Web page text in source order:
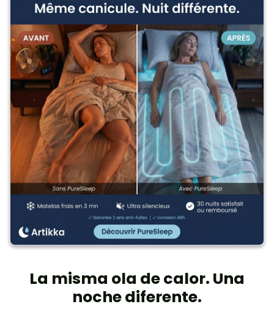
La misma ola de calor. Una
noche diferente.